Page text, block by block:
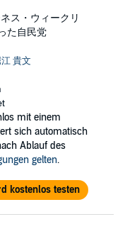
ス・ウィークリ
た自民党
貴文
mit einem
sich automatisch
Ablauf des
gelten.
kostenlos testen